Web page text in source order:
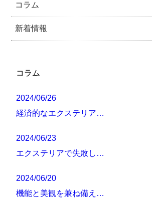
コラム
新着情報
コラム
2024/06/26
経済的なエクステリア…
2024/06/23
エクステリアで失敗し…
2024/06/20
機能と美観を兼ね備え…